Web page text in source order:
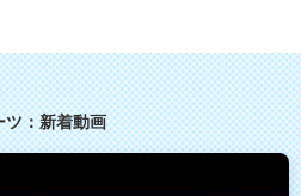
ツ：新着動画